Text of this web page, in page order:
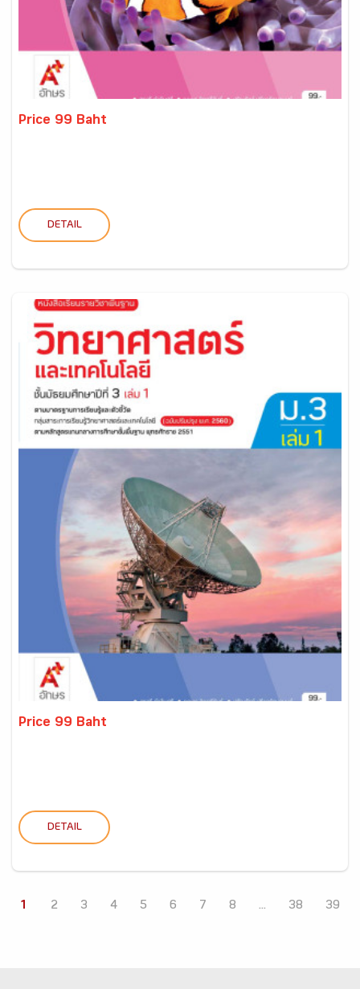
Price 99 Baht
DETAIL
Price 99 Baht
DETAIL
1 2 3 4 5 6 7 8 ... 38 39